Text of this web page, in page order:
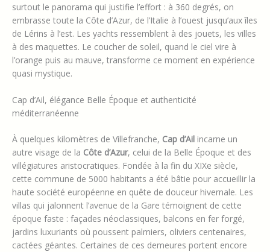
surtout le panorama qui justifie l’effort : à 360 degrés, on
embrasse toute la Côte d’Azur, de l’Italie à l’ouest jusqu’aux îles
de Lérins à l’est. Les yachts ressemblent à des jouets, les villes
à des maquettes. Le coucher de soleil, quand le ciel vire à
l’orange puis au mauve, transforme ce moment en expérience
quasi mystique.
Cap d’Ail, élégance Belle Époque et authenticité
méditerranéenne
À quelques kilomètres de Villefranche, Cap d’Ail incarne un
autre visage de la Côte d’Azur, celui de la Belle Époque et des
villégiatures aristocratiques. Fondée à la fin du XIXe siècle,
cette commune de 5000 habitants a été bâtie pour accueillir la
haute société européenne en quête de douceur hivernale. Les
villas qui jalonnent l’avenue de la Gare témoignent de cette
époque faste : façades néoclassiques, balcons en fer forgé,
jardins luxuriants où poussent palmiers, oliviers centenaires,
cactées géantes. Certaines de ces demeures portent encore